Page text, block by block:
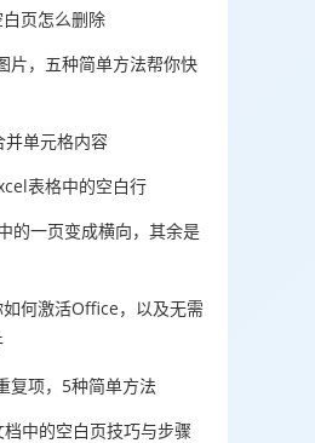
页怎么删除
片，五种简单方法帮你快
并单元格内容
表格中的空白行
的一页变成横向，其余是
何激活Office，以及无需
复项，5种简单方法
档中的空白页技巧与步骤